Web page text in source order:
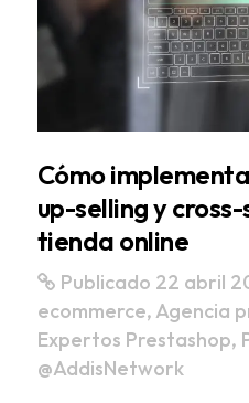
Cómo
up-selling y
tienda online
Publicado 22 abril
ecommerce, Agencia
Expertos Prestashop,
@AddisNetwork